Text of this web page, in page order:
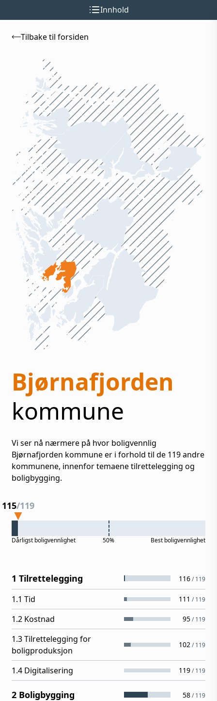
Tilbake til forsiden
Bjørnafjorden
kommune
Vi ser nå nærmere på hvor boligvennlig
Bjørnafjorden kommune er i forhold til de 119andre
kommunene, innenfor temaene tilrettelegging og
boligbygging.
115/119
Dårligst boligvennlighet 50% Best boligvennlighet
1 Tilrettelegging 116/119
1.1 Tid 111 /119
1.2 Kostnad 95/119
1.3 Tilrettelegging for
boligproduksjon
102/119
1.4 Digitalisering 119/119
2 Boligbygging 58/119
Innhold